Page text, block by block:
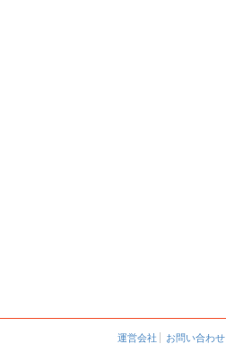
運営会社 お問い合わせ